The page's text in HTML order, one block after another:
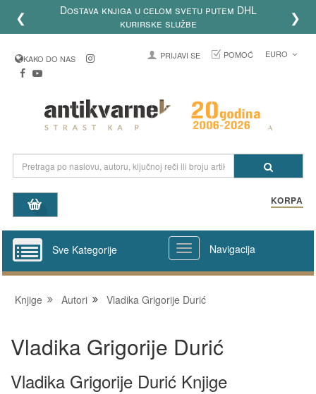
❮
Dostava knjiga u celom svetu putem DHL
kurirske službe
❯
KAKO DO NAS PRIJAVI SE POMOĆ EURO
KORPA
Sve Kategorije Navigacija
Knjige Autori Vladika Grigorije Durić
Vladika Grigorije Durić
Vladika Grigorije Durić Knjige